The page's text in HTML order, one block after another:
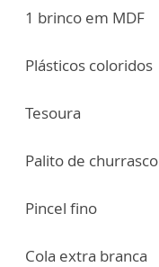
1 brinco em MDF
Plásticos coloridos
Tesoura
Palito de churrasco
Pincel fino
Cola extra branca